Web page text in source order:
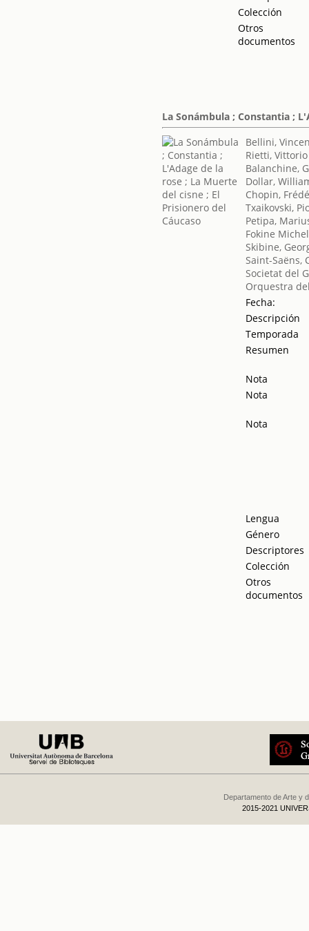
Colección
Otros
documentos
La Sonámbula ; Constantia ;
Bellini,
Rietti, Vittorio
Balanchine,
Dollar,
Chopin,
Txaikovski,
Petipa,
Fokine Michel
Skibine,
Saint-Saëns,
Societat del
Orquestra
Fecha:
Descripción
Temporada
Resumen
Nota
Nota
Nota
Lengua
Género
Descriptores
Colección
Otros
documentos
Departamento de Arte y
2015-2021